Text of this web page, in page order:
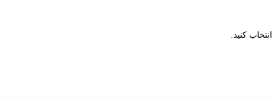
کنید.